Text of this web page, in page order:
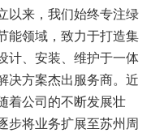
以来，我们始终专注绿
能领域，致力于打造集
计、安装、维护于一体
决方案杰出服务商。近
着公司的不断发展壮
步将业务扩展至苏州周